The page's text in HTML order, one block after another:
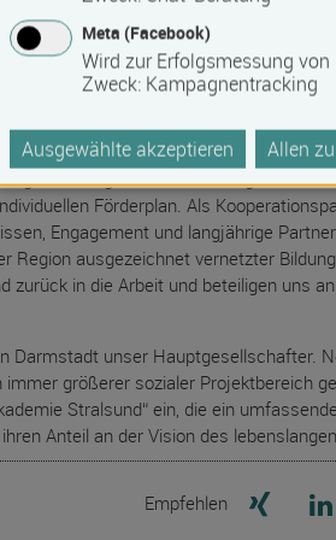
Industriemeister Metall und Elektro)
Weiterbildung Pädagogik/
Bildungs- und
Förderplan. Als
Engagement und langjährige
Region ausgezeichnet vernetzter
zurück in die Arbeit und beteiligen uns
Darmstadt unser Hauptgesellschafter.
größerer sozialer Projektbereich
Stralsund“ ein, die ein
Anteil an der Vision des
Empfehlen Seite
Meta (Facebook)
Wird zur Erfolgsmessung
Zweck: Kampagnentracking
Ausgewählte akzeptieren Allen